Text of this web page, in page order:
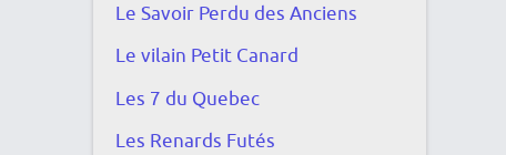
Le Savoir Perdu des Anciens
Le vilain Petit Canard
Les 7 du Quebec
Les Renards Futés